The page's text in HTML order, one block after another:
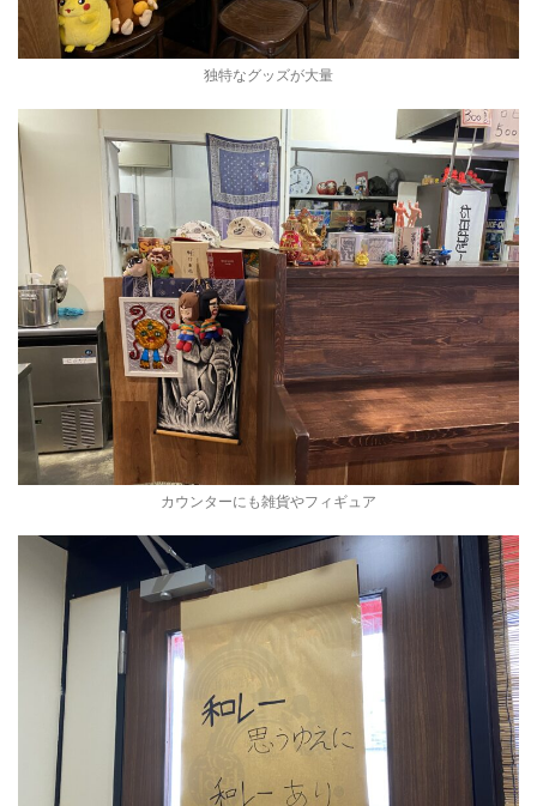
独特なグッズが大量
カウンターにも雑貨やフィギュア